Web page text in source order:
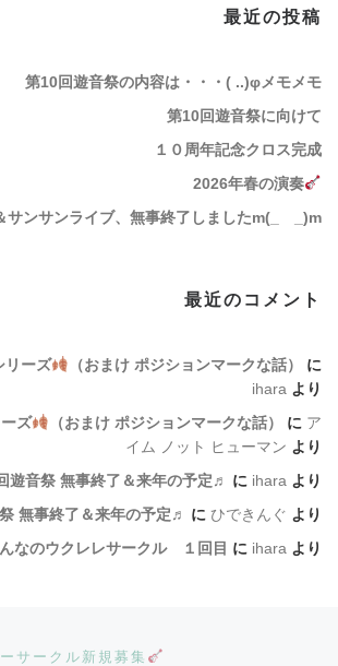
最近の投稿
第10回遊音祭の内容は・・・( ..)φメモメモ
第10回遊音祭に向けて
１０周年記念クロス完成
2026年春の演奏
サンサンライブ、無事終了しましたm(_ _)m
最近のコメント
リーズ （おまけ ポジションマークな話）
に
ihara より
ズ
（おまけ ポジションマークな話） に ア
イム ノット ヒューマン より
遊音祭 無事終了＆来年の予定♬
に ihara より
無事終了＆来年の予定♬
に ひできんぐ より
なのウクレレサークル １回目 に ihara より
サークル新規募集